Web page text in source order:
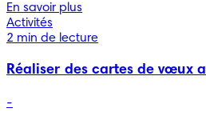
En savoir plus
Activités
2 min de lecture
Réaliser des cartes de vœux
-